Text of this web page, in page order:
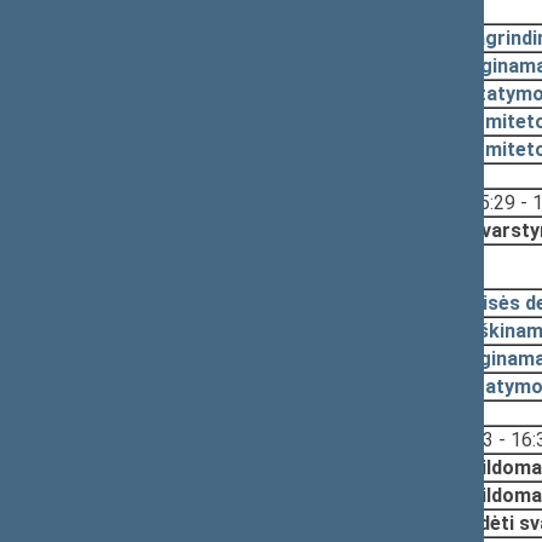
15:29 -
Teisės
15:53 -
Pradėti